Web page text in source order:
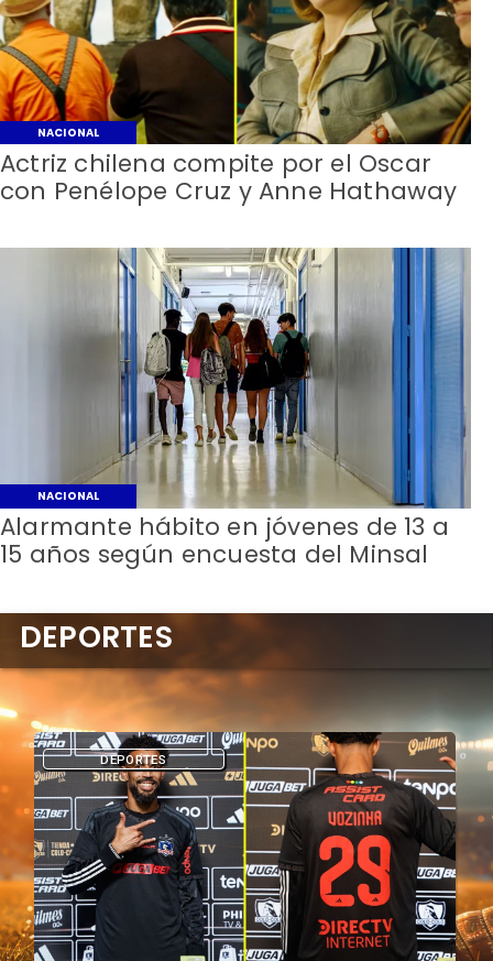
NACIONAL
Actriz chilena compite por el Oscar
con Penélope Cruz y Anne Hathaway
NACIONAL
Alarmante hábito en jóvenes de 13 a
15 años según encuesta del Minsal
DEPORTES
DEPORTES